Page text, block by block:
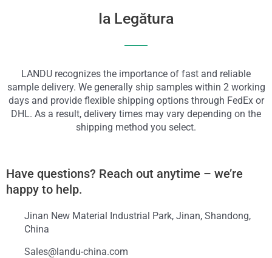
Ia Legătura
LANDU recognizes the importance of fast and reliable
sample delivery. We generally ship samples within 2 working
days and provide flexible shipping options through FedEx or
DHL. As a result, delivery times may vary depending on the
shipping method you select.
Have questions? Reach out anytime – we’re
happy to help.
Jinan New Material Industrial Park, Jinan, Shandong,
China
Sales@landu-china.com